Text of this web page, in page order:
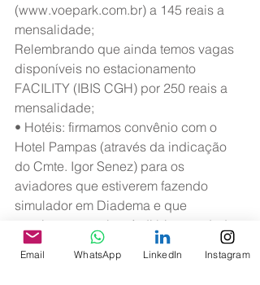
(www.voepark.com.br) a 145 reais a
mensalidade;
Relembrando que ainda temos vagas
disponíveis no estacionamento
FACILITY (IBIS CGH) por 250 reais a
mensalidade;
• Hotéis: firmamos convênio com o
Hotel Pampas (através da indicação
do Cmte. Igor Senez) para os
aviadores que estiverem fazendo
simulador em Diadema e que
precisem pernoitar. A diária acordada
é de 160 reais. Maiores informações
visitewww.pampaspalacehotel.com.br.
Email WhatsApp LinkedIn Instagram